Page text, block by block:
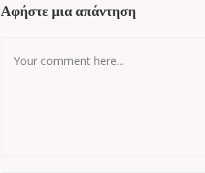
Αφήστε μια απάντηση